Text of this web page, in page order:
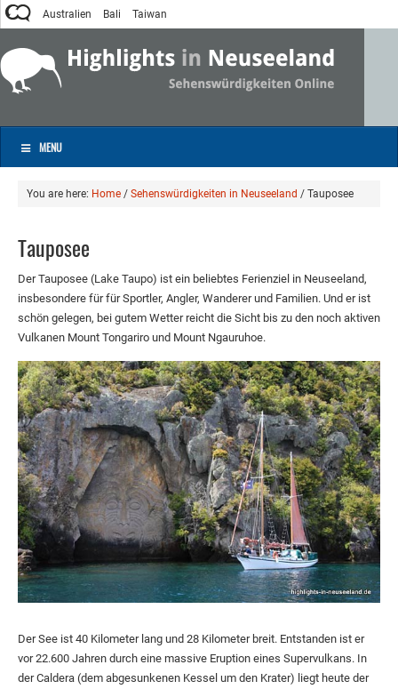
Australien Bali Taiwan
MENU
You are here: Home / Sehenswürdigkeiten in Neuseeland / Tauposee
Tauposee
Der Tauposee (Lake Taupo) ist ein beliebtes Ferienziel in Neuseeland,
insbesondere für für Sportler, Angler, Wanderer und Familien. Und er ist
schön gelegen, bei gutem Wetter reicht die Sicht bis zu den noch aktiven
Vulkanen Mount Tongariro und Mount Ngauruhoe.
Der See ist 40 Kilometer lang und 28 Kilometer breit. Entstanden ist er
vor 22.600 Jahren durch eine massive Eruption eines Supervulkans. In
der Caldera (dem abgesunkenen Kessel um den Krater) liegt heute der